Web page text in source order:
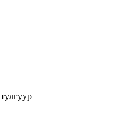
тулгуур